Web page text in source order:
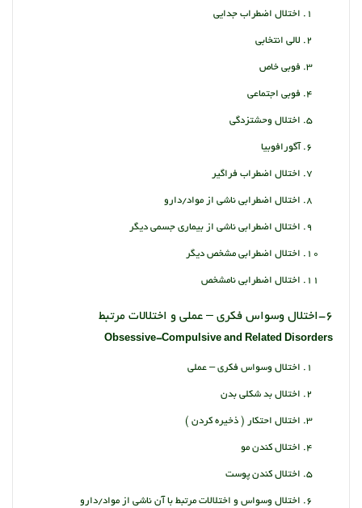
اختلال اضطراب جدایی
لالی انتخابی
فوبی خاص
فوبی اجتماعی
اختلال وحشتزدگی
آگورافوبیا
اختلال اضطراب فراگیر
اختلال اضطرابی ناشی از مواد/دارو
اختلال اضطرابی ناشی از بیماری جسمی دیگر
اختلال اضطرابی مشخص دیگر
اختلال اضطرابی نامشخص
6-اختلال وسواس فکری – عملی و اختلالات مرتبط
Obsessive-Compulsive and Related Disorders
اختلال وسواس فکری – عملی
اختلال بد شکلی بدن
اختلال احتکار ( ذخیره کردن )
اختلال کندن مو
اختلال کندن پوست
اختلال وسواس و اختلالات مرتبط با آن ناشی از مواد/دارو